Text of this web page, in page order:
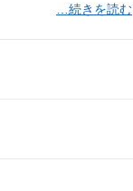
…続きを読む